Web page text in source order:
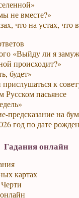
не вместе?»
что на устах, что
«Выйду ли я замуж
происходит?»
будет»
к
Русском пасьянсе
предсказание на
год по дате
Гадания онлайн
картах